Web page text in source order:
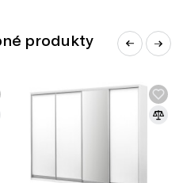
produkty